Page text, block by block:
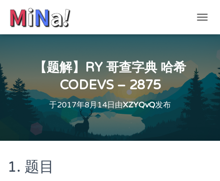
换
【题解】RY 哥查字典 哈希
CODEVS – 2875
于2017年8月14日由XZYQvQ发布
1. 题目